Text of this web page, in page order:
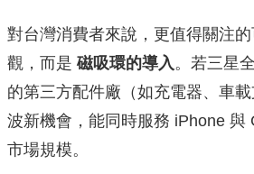
對台灣消費者來說，更值得關注
觀，而是 磁吸環的導入 。若三星
的第三方配件廠（如充電器、車
波新機會，能同時服務 iPhone 與
市場規模。